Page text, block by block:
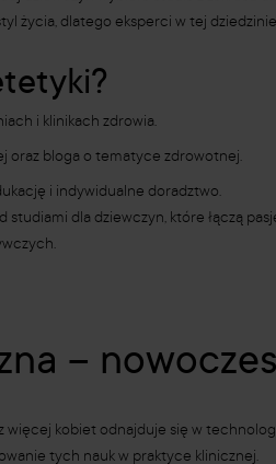
życia, dlatego eksperci w tej
i klinikach zdrowia.
oraz bloga o tematyce zdrowotnej.
i indywidualne doradztwo.
studiami dla dziewczyn, które łączą
–
więcej kobiet odnajduje się w
tych nauk w praktyce klinicznej.